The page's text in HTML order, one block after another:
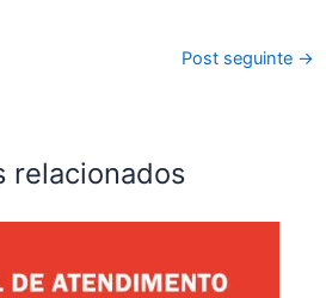
Post seguinte →
relacionados